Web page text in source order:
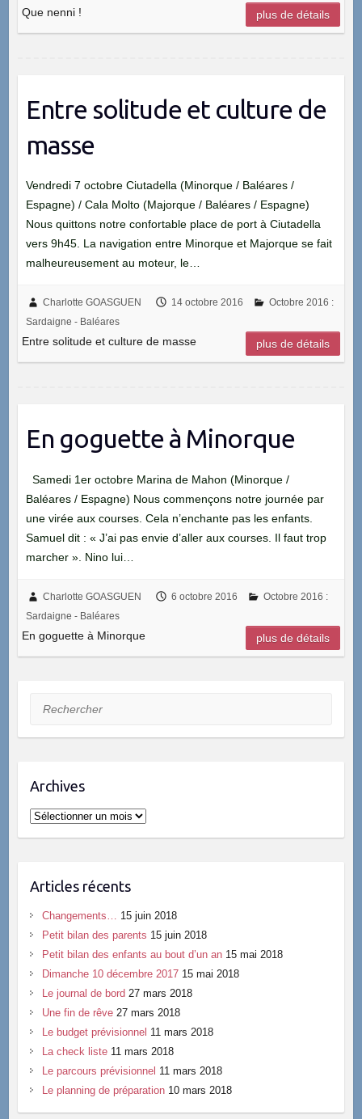
Que nenni ! plus de détails
Entre solitude et culture de
masse
Vendredi 7 octobre Ciutadella (Minorque / Baléares /
Espagne) / Cala Molto (Majorque / Baléares / Espagne)
Nous quittons notre confortable place de port à Ciutadella
vers 9h45. La navigation entre Minorque et Majorque se fait
malheureusement au moteur, le…
Charlotte GOASGUEN 14 octobre 2016
Octobre 2016 :
Sardaigne - Baléares
Entre solitude et culture de masse plus de détails
En goguette à Minorque
Samedi 1er octobre Marina de Mahon (Minorque /
Baléares / Espagne) Nous commençons notre journée par
une virée aux courses. Cela n’enchante pas les enfants.
Samuel dit : « J’ai pas envie d’aller aux courses. Il faut trop
marcher ». Nino lui…
Charlotte GOASGUEN 6 octobre 2016
Octobre 2016 :
Sardaigne - Baléares
En goguette à Minorque plus de détails
Rechercher
Archives
Archives
Articles récents
Changements…
15 juin 2018
Petit bilan des parents 15 juin 2018
Petit bilan des enfants au bout d’un an 15 mai 2018
Dimanche 10 décembre 2017 15 mai 2018
Le journal de bord 27 mars 2018
Une fin de rêve 27 mars 2018
Le budget prévisionnel 11 mars 2018
La check liste 11 mars 2018
Le parcours prévisionnel 11 mars 2018
Le planning de préparation 10 mars 2018